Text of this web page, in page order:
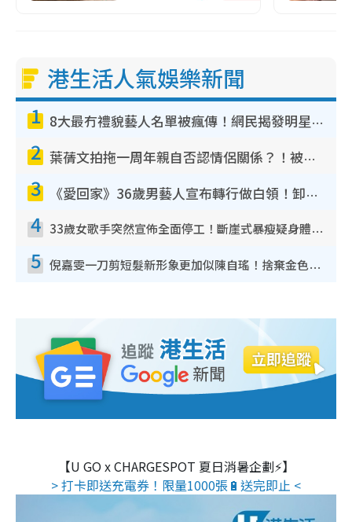
港生活人氣娛樂新聞
1 8大最冇禮貌藝人名單被瘋傳！網民揭發明星真面目 一致數臭呢位係無品天花板？
2 葉蒨文拍拖一周年親自否認情侶關係？！被質疑感情造假竟稱GM「普通同事」
3 《愛回家》36歲男藝人宣布轉行做白領！卸下藝人身份回歸素人平淡生活
4 33歲女歌手突然宣佈全面停工！斷崖式暴瘦疑身體亮紅燈！聲明曝︰將暫時淡出
5 倪嘉雯一刀剪短髮新形象更加似陳自瑤！捨棄金色長髮造型氣質大變超驚喜
【U GO x CHARGESPOT 夏日消暑企劃⚡】
> 打卡即送充電券！限量1000張🔋送完即止 <